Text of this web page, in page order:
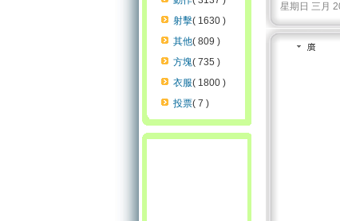
射擊( 1630 )
其他( 809 )
方塊( 735 )
衣服( 1800 )
投票( 7 )
星期日 三月